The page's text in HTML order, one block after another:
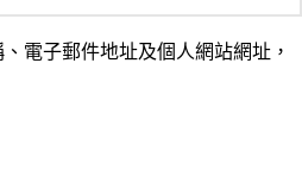
電子郵件地址及個人網站網址，